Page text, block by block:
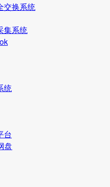
交换系统
集系统
统
台
盘